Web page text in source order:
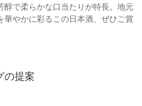
醇で柔らかな口当たりが特長。地元
華やかに彩るこの日本酒、ぜひご賞
の提案